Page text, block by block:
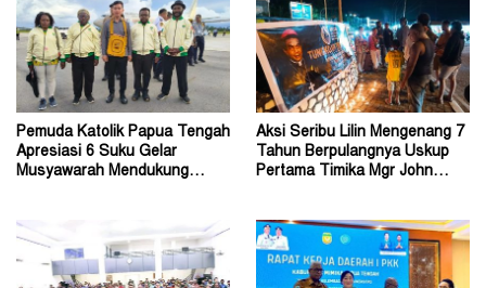
Pemuda Katolik Papua Tengah
Apresiasi 6 Suku Gelar
Musyawarah Mendukung
Aksi Seribu Lilin Mengenang 7
Tahun Berpulangnya Uskup
Pertama Timika Mgr John